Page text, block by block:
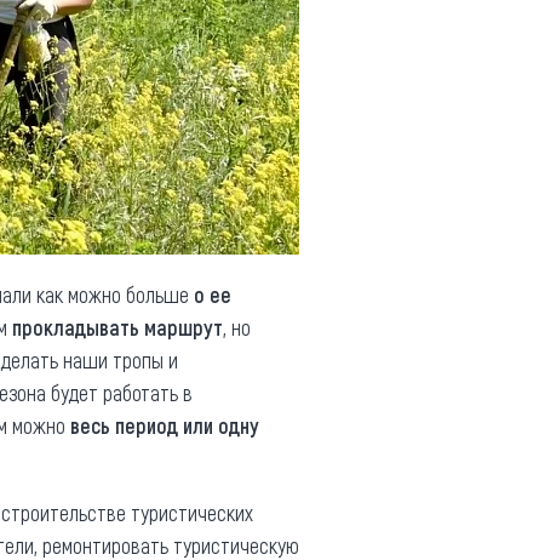
как можно больше о ее
прокладывать маршрут, но
наши тропы и
будет работать в
можно весь период или одну
туристических
ремонтировать туристическую